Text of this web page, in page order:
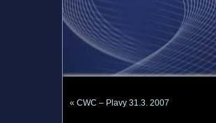
« CWC – Plavy 31.3. 2007